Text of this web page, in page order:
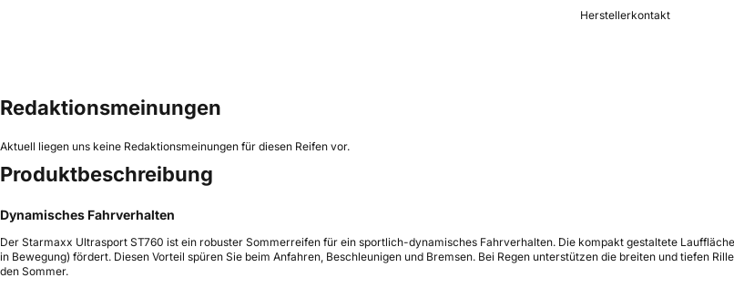
Herstellerkontakt
Redaktionsmeinungen
Aktuell liegen uns keine Redaktionsmeinungen für diesen Reifen vor.
Produktbeschreibung
Dynamisches Fahrverhalten
Der Starmaxx Ultrasport ST760 ist ein robuster Sommerreifen für ein sportlich-dynamisches Fahrverhalten. Die kompakt gestaltete
in Bewegung) fördert. Diesen Vorteil spüren Sie beim Anfahren, Beschleunigen und Bremsen. Bei Regen unterstützen die breiten und tiefen
den Sommer.